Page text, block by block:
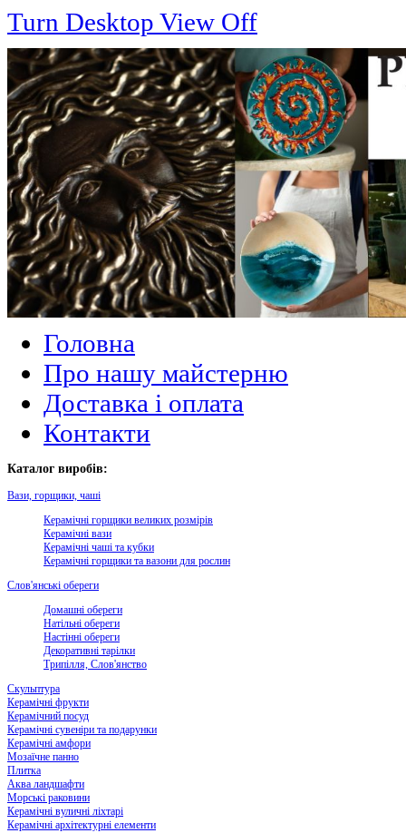
Turn Desktop View Off
Головна
Про нашу майстерню
Доставка і оплата
Контакти
Каталог виробів:
Вази, горщики, чаші
Керамічні горщики великих розмірів
Керамічні вази
Керамічні чаші та кубки
Керамічні горщики та вазони для рослин
Слов'янські обереги
Домашні обереги
Натільні обереги
Настінні обереги
Декоративні тарілки
Трипілля, Слов'янство
Скульптура
Керамічні фрукти
Керамічний посуд
Керамічні сувеніри та подарунки
Керамічні амфори
Мозаїчне панно
Плитка
Аква ландшафти
Морські раковини
Керамічні вуличні ліхтарі
Керамічні архітектурні елементи